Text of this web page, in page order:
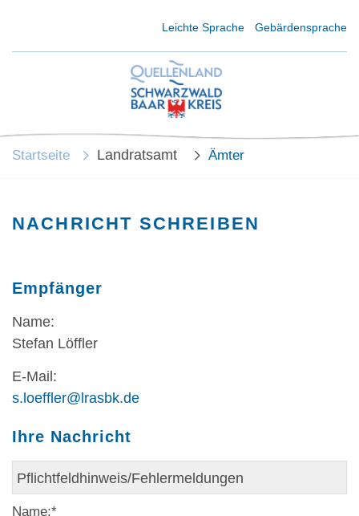
Leichte Sprache Gebärdensprache
Startseite Landratsamt Ämter
NACHRICHT SCHREIBEN
Empfänger
Name:
Stefan Löffler
E-Mail:
s.loeffler@lrasbk.de
Ihre Nachricht
Name:*